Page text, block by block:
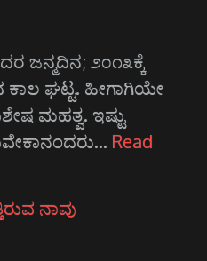
ಜನ್ಮದಿನ; ೨೦೧೩ಕ್ಕೆ
ಕಾಲ ಘಟ್ಟ. ಹೀಗಾಗಿಯೇ
ಮಹತ್ವ. ಇಷ್ಟು
Read
ನಾವು